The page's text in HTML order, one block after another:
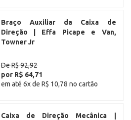
Braço Auxiliar da Caixa de
Direção | Effa Picape e Van,
Towner Jr
De R$ 92,92
por R$ 64,71
em até 6x de R$ 10,78 no cartão
Caixa de Direção Mecânica |